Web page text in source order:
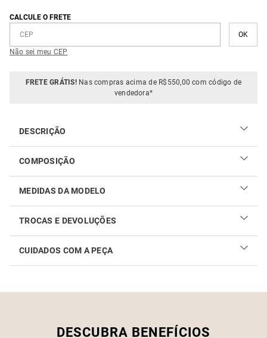
CALCULE O FRETE
Não sei meu CEP
FRETE GRÁTIS!Nas compras acima de R$550,00 com código de
vendedora*
DESCRIÇÃO
COMPOSIÇÃO
MEDIDAS DA MODELO
TROCAS E DEVOLUÇÕES
Realizar sua troca ou devolução é fácil. Confira maiores
informações nolink
CUIDADOS COM A PEÇA
DESCUBRA BENEFÍCIOS